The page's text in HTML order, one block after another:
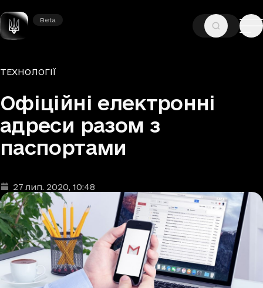
Beta
Beta
ГОЛОВНА —НОВИНИ
Рубрики
ТЕХНОЛОГІЇ
Офіційні електронні
адреси разом з
паспортами
Дата та час публікації:
27 лип. 2020, 10:48